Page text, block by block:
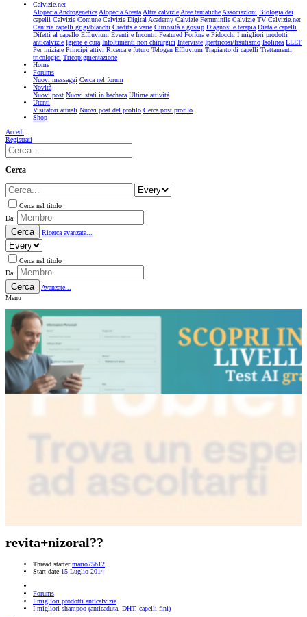
Calvizie.net
Alopecia AndrogeneticaAlopecia AreataAltre calvizieAree tematicheAssociazioni Biologia dei
capelli Calvizie Comune Calvizie Digital Academy Calvizie Femminile Calvizie TV Calvizie.net
Canizie capelli grigi/bianchi Credits e varie Curiosità e gossip Diagnosi e terapia Dieta e capelli
Difetti al capello Effluvium Eventi e Incontri Featured Forfora e Pidocchi I migliori prodotti
anticalvizie Igiene e cura Infoltimenti non chirurgici Interviste Ipertricosi/Irsutismo Isolinea LLLT
Per iniziare Principi attivi Ricerca e futuro Telogen Effluvium Trapianto di capelli Trattamenti
tricologici Tricopigmentazione
Home
Forums
Nuovi messaggi Cerca nel forum
Novità
Nuovi post Nuovi stati in bacheca Ultime attività
Utenti
Visitatori attuali Nuovi post del profilo Cerca post profilo
Shop
Accedi
Registrati
Cerca
Cerca nel titolo
Da:
Cerca Ricerca avanzata...
Cerca nel titolo
Da:
Cerca
Avanzate...
Menu
revita+nizoral??
Thread starter mario75b12
Start date 15 Luglio 2014
Forums
I migliori prodotti anticalvizie
I migliori shampoo (anticaduta, DHT, capelli fini)